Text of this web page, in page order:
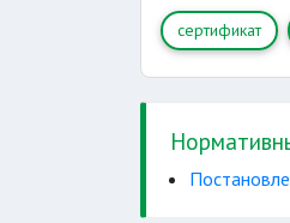
сертификат